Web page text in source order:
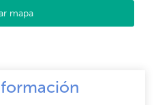
mapa